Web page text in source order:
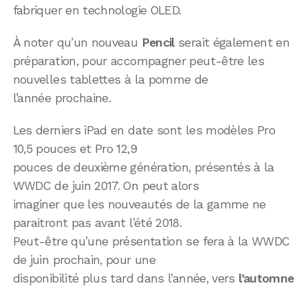
fabriquer en technologie OLED.
À noter qu’un nouveau Pencilserait également en
préparation, pour accompagner peut-être les
nouvelles tablettes à la pomme de
l’année prochaine.
Les derniers iPad en date sont les modèles Pro
10,5 pouces et Pro 12,9
pouces de deuxième génération, présentés à la
WWDC de juin 2017. On peut alors
imaginer que les nouveautés de la gamme ne
paraitront pas avant l’été 2018.
Peut-être qu’une présentation se fera à la WWDC
de juin prochain, pour une
disponibilité plus tard dans l’année, vers l’automne